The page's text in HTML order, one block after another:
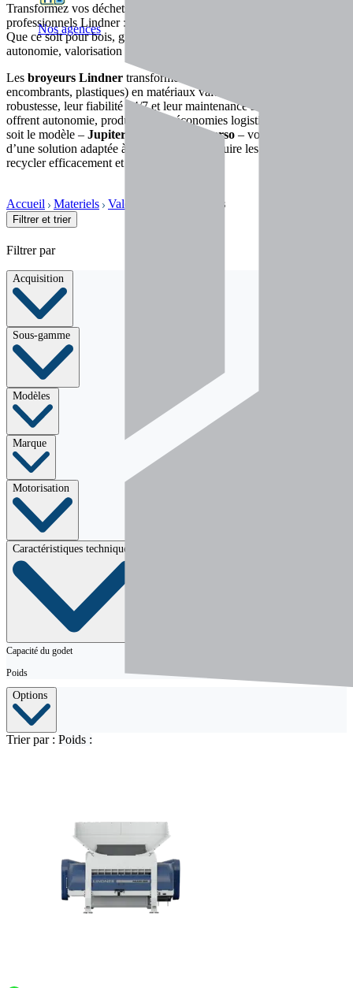
Nos agences
Transformez vos déchets en ressources avec les broyeurs
professionnels Lindner : puissants, fiables et simples à maintenir.
Que ce soit pour bois, gravats ou déchets industriels, gagnez en
autonomie, valorisation et rentabilité sur vos sites ou chantiers.
Les broyeurs Lindner transforment vos déchets (bois, gravats,
encombrants, plastiques) en matériaux valorisables. Grâce à leur
robustesse, leur fiabilité 24/7 et leur maintenance simplifiée, ils vous
offrent autonomie, productivité et économies logistiques. Quel que
soit le modèle – Jupiter Universo – vous bénéficiez
d’une solution adaptée à votre site, pour réduire les volumes,
recycler efficacement et optimiser vos coûts
Accueil Materiels Valorisation Broyeurs
Filtrer et trier
Filtrer par
Acquisition
Sous-gamme
Modèles
Marque
Motorisation
Caractéristiques techniques
Capacité du godet
Poids
Options
Trier par : Poids :